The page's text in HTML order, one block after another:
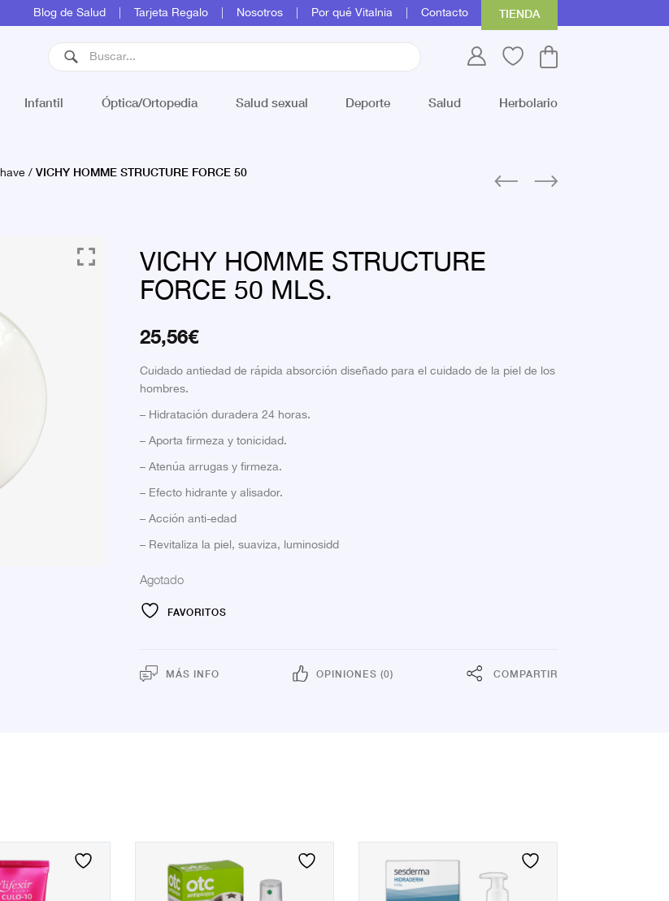
Blog de Salud Tarjeta Regalo Nosotros Por qué Vitalnia Contacto TIENDA
Infantil Óptica/Ortopedia Salud sexual Deporte Salud Herbolario
/ VICHY HOMME STRUCTURE FORCE 50
VICHY HOMME STRUCTURE
FORCE 50 MLS.
25,56€
Cuidado antiedad de rápida absorción diseñado para el cuidado de la piel de los
hombres.
– Hidratación duradera 24 horas.
– Aporta firmeza y tonicidad.
– Atenúa arrugas y firmeza.
– Efecto hidrante y alisador.
– Acción anti-edad
– Revitaliza la piel, suaviza, luminosidd
Agotado
FAVORITOS
MÁS INFO OPINIONES (0) COMPARTIR